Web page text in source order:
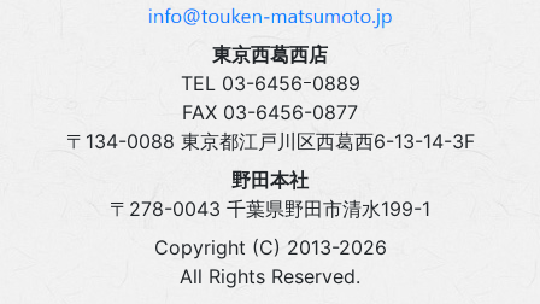
東京西葛西店
TEL 03‍-6456ｰ0889
FAX 03‍-6456-0877
〒134-0088 東京都江戸川区西葛西6-13-14-3F
野田本社
〒278-0043 千葉県野田市清水199-1
Copyright (C) 2013-2026
All Rights Reserved.